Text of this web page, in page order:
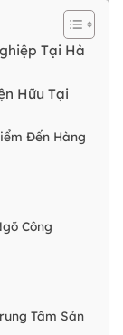
Tại Hà
Hữu Tại
Đến Hàng
Công
Tâm Sản